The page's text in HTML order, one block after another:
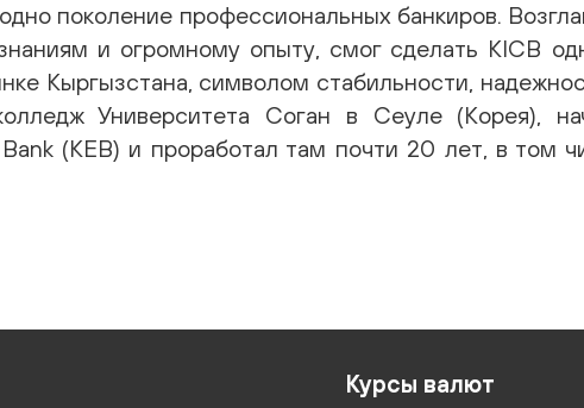
поколение профессиональных банкиров.
и огромному опыту, смог сделать KICB
Кыргызстана, символом стабильности,
Университета Соган в Сеуле (Корея),
(KEB) и проработал там почти 20 лет, в том
Курсы валют